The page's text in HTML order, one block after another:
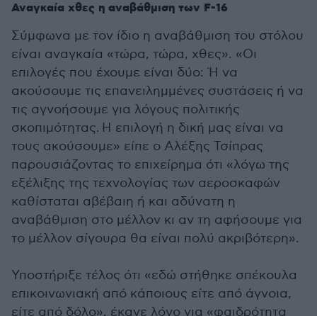
Αναγκαία χθες η αναβάθμιση των F-16
Σύμφωνα με τον ίδιο η αναβάθμιση του στόλου
είναι αναγκαία «τώρα, τώρα, χθες». «Οι
επιλογές που έχουμε είναι δύο: Ή να
ακούσουμε τις επανειλημμένες συστάσεις ή να
τις αγνοήσουμε για λόγους πολιτικής
σκοπιμότητας. Η επιλογή η δική μας είναι να
τους ακούσουμε» είπε ο Αλέξης Τσίπρας
παρουσιάζοντας το επιχείρημα ότι «λόγω της
εξέλιξης της τεχνολογίας των αεροσκαφών
καθίσταται αβέβαιη ή και αδύνατη η
αναβάθμιση στο μέλλον κι αν τη αφήσουμε για
το μέλλον σίγουρα θα είναι πολύ ακριβότερη».
Υποστήριξε τέλος ότι «εδώ στήθηκε σπέκουλα
επικοινωνιακή από κάποιους είτε από άγνοια,
είτε από δόλο», έκανε λόγο για «φαιδρότητα